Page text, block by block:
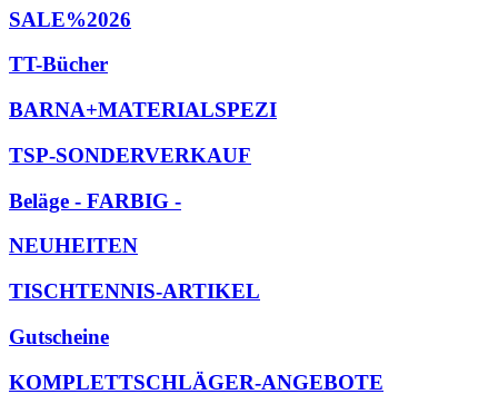
SALE%2026
TT-Bücher
BARNA+MATERIALSPEZI
TSP-SONDERVERKAUF
Beläge - FARBIG -
NEUHEITEN
TISCHTENNIS-ARTIKEL
Gutscheine
KOMPLETTSCHLÄGER-ANGEBOTE